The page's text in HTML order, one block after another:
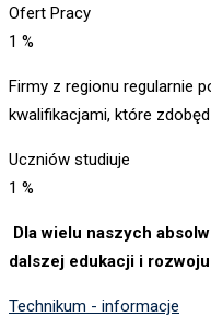
Ofert Pracy
1 %
Firmy z regionu regularnie
kwalifikacjami, które
Uczniów studiuje
1 %
Dla wielu naszych
dalszej edukacji i
Technikum - informacje